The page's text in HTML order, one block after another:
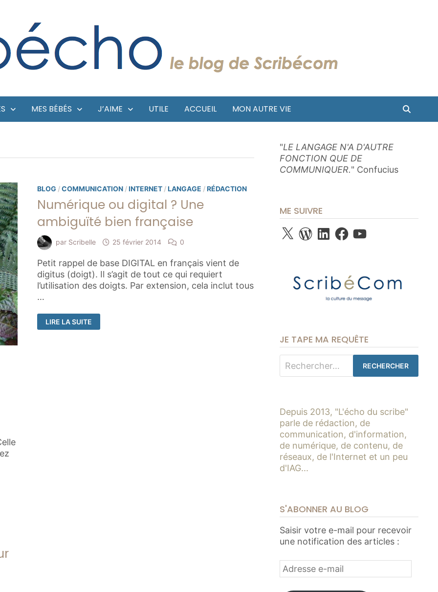
MES BÉBÉS J’AIME UTILE ACCUEIL MON AUTRE VIE
BLOG /COMMUNICATION /INTERNET /LANGAGE /RÉDACTION
Numérique ou digital ? Une
ambiguïté bien française
par Scribelle 25 février 2014 0
Petit rappel de base DIGITAL en français vient de
digitus (doigt). Il s’agit de tout ce qui requiert
l’utilisation des doigts. Par extension, cela inclut tous
…
NUMÉRIQUE
OU
DIGITAL
LIRE LA SUITE
"LE LANGAGE N'A D'AUTRE
FONCTION QUE DE
COMMUNIQUER." Confucius
ME SUIVRE
X WordPress
LinkedInFacebook
YouTube
JE TAPE MA REQUÊTE
Depuis 2013, "L'écho du scribe"
parle de rédaction, de
communication, d'information,
de numérique, de contenu, de
réseaux, de l'Internet et un peu
d'IAG...
S'ABONNER AU BLOG
Saisir votre e-mail pour recevoir
une notification des articles :
Adresse
e-